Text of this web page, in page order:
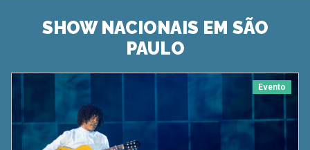
SHOW NACIONAIS EM SÃO
PAULO
Evento